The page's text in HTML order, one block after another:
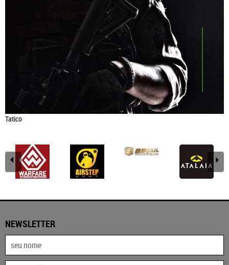
Tatico
NEWSLETTER